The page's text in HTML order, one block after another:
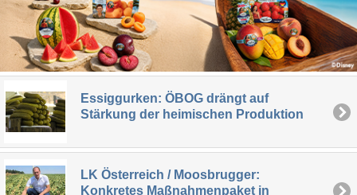
Essiggurken: ÖBOG drängt auf
Stärkung der heimischen Produktion
LK Österreich / Moosbrugger:
Konkretes Maßnahmenpaket in